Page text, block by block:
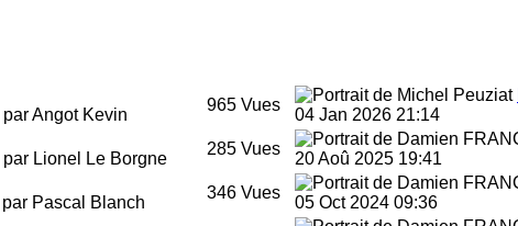
parAngot Kevin
965 Vues
04 Jan 2026 21:14
par Lionel Le Borgne
285 Vues
20 Aoû 2025 19:41
par Pascal Blanch
346 Vues
05 Oct 2024 09:36